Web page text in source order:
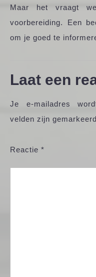
Maar het vraagt
voorbereiding. Een
om je goed te
Laat een
Je e-mailadres
velden zijn
Reactie *